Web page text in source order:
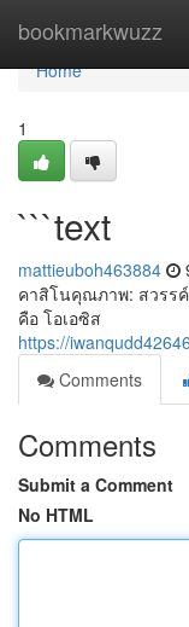
bookmarkwuzz
Home
Home
1
```text
mattieuboh463884
คาสิโนคุณภาพ: สวรร
คือ โอเอซิส
https://
Comments
Comments
Submit a Comment
No HTML